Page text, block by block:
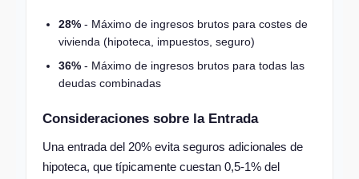
28% - Máximo de ingresos brutos para costes de
vivienda (hipoteca, impuestos, seguro)
36% - Máximo de ingresos brutos para todas las
deudas combinadas
Consideraciones sobre la Entrada
Una entrada del 20% evita seguros adicionales de
hipoteca, que típicamente cuestan 0,5-1% del